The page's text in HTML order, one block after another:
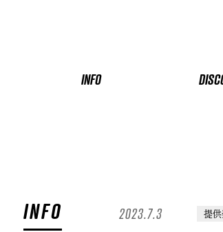
INFO
INFO 2023.7.3 提